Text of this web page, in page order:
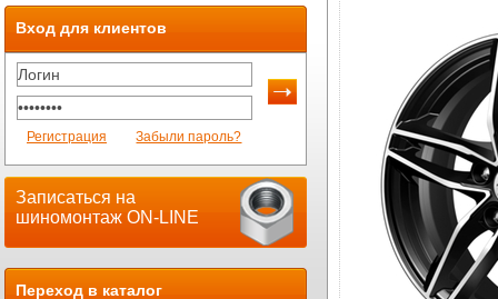
Вход для клиентов
Регистрация Забыли пароль?
Записаться на
шиномонтаж ON-LINE
Переход в каталог